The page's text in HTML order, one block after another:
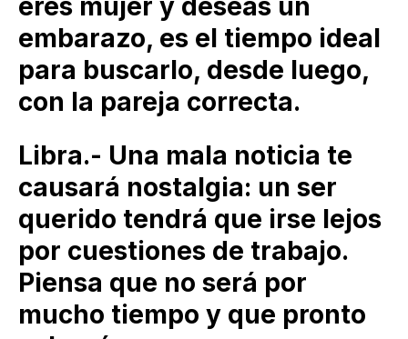
eres mujer y deseas un
embarazo, es el tiempo ideal
para buscarlo, desde luego,
con la pareja correcta.
Libra.- Una mala noticia te
causará nostalgia: un ser
querido tendrá que irse lejos
por cuestiones de trabajo.
Piensa que no será por
mucho tiempo y que pronto